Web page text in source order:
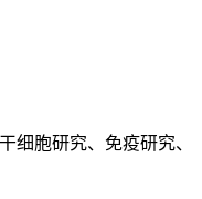
细胞研究、免疫研究、